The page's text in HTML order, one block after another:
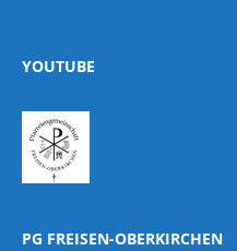
YOUTUBE
PG FREISEN-OBERKIRCHEN